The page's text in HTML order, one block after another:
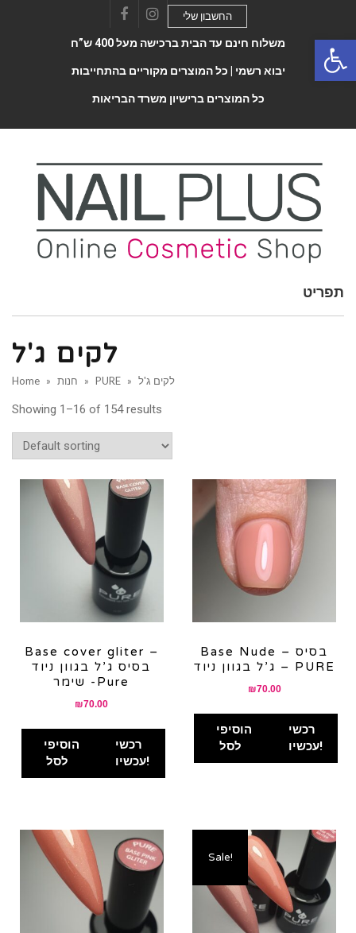
FacebookInstagram
החשבון שלי
משלוח חינם עד הבית ברכישה מעל 400 ש”ח
יבוא רשמי | כל המוצרים מקוריים בהתחייבות
כל המוצרים ברישיון משרד הבריאות
Toggle
תפריט
לקים ג'ל
Home » חנות » PURE » לקים ג'ל
Showing 1–16 of 154 results
Base cover gliter –
בסיס ג’ל בגוון ניוד
שימר -Pure
₪70.00
הוסיפי
לסל
רכשי
עכשיו!
Base Nude – בסיס
ג’ל בגוון ניוד – PURE
₪70.00
הוסיפי
לסל
רכשי
עכשיו!
Sale!